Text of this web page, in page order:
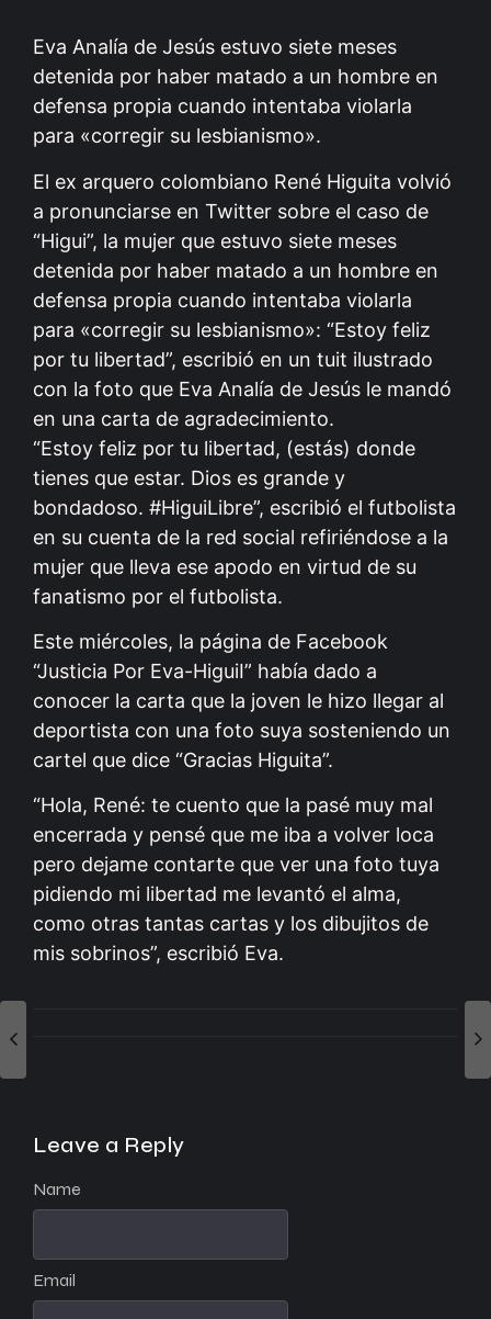
Eva Analía de Jesús estuvo siete meses
detenida por haber matado a un hombre en
defensa propia cuando intentaba violarla
para «corregir su lesbianismo».
El ex arquero colombiano René Higuita volvió
a pronunciarse en Twitter sobre el caso de
“Higui”, la mujer que estuvo siete meses
detenida por haber matado a un hombre en
defensa propia cuando intentaba violarla
para «corregir su lesbianismo»: “Estoy feliz
por tu libertad”, escribió en un tuit ilustrado
con la foto que Eva Analía de Jesús le mandó
en una carta de agradecimiento.
“Estoy feliz por tu libertad, (estás) donde
tienes que estar. Dios es grande y
bondadoso. #HiguiLibre”, escribió el futbolista
en su cuenta de la red social refiriéndose a la
mujer que lleva ese apodo en virtud de su
fanatismo por el futbolista.
Este miércoles, la página de Facebook
“Justicia Por Eva-HiguiI” había dado a
conocer la carta que la joven le hizo llegar al
deportista con una foto suya sosteniendo un
cartel que dice “Gracias Higuita”.
“Hola, René: te cuento que la pasé muy mal
encerrada y pensé que me iba a volver loca
pero dejame contarte que ver una foto tuya
pidiendo mi libertad me levantó el alma,
como otras tantas cartas y los dibujitos de
mis sobrinos”, escribió Eva.
Leave a Reply
Name
Email